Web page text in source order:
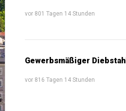
vor 801 Tagen 14 Stunden
Gewerbsmäßiger Diebstahl
vor 816 Tagen 14 Stunden